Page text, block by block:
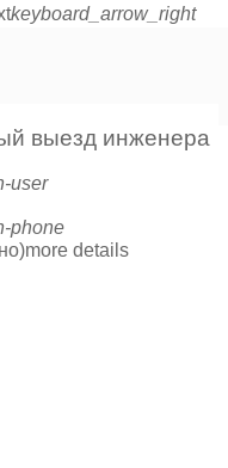
keyboard_arrow_right
выезд инженера
user
phone
more details